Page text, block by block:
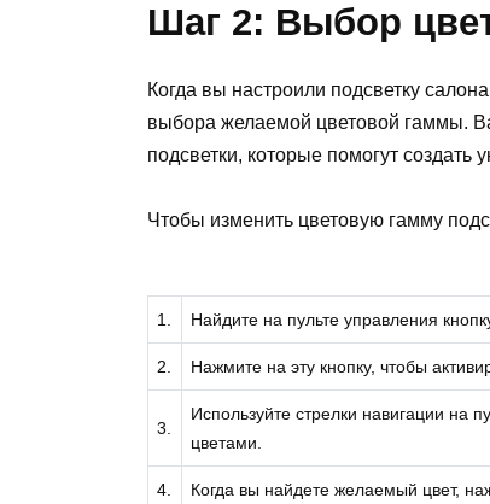
Шаг 2: Выбор
Когда вы настроили подсветку
выбора желаемой цветовой гаммы.
подсветки, которые помогут
Чтобы изменить цветовую гамму
1. Найдите на пульте управления
2. Нажмите на эту кнопку, чтобы
3.
Используйте стрелки навигации на
цветами.
4. Когда вы найдете желаемый цвет,